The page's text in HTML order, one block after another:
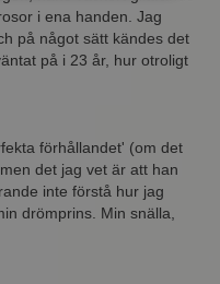
i ena handen. Jag
på något sätt kändes det
på i 23 år, hur otroligt
förhållandet' (om det
det jag vet är att han
inte förstå hur jag
drömprins. Min snälla,